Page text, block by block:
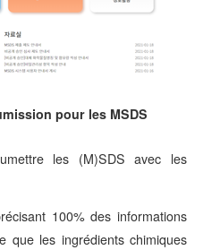
pour les MSDS
les (M)SDS avec les
100% des informations
que les ingrédients chimiques